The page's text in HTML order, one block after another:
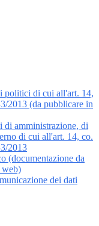
politici di cui all'art. 14,
2013 (da pubblicare in
amministrazione, di
di cui all'art. 14, co.
2013
(documentazione da
web)
dei dati